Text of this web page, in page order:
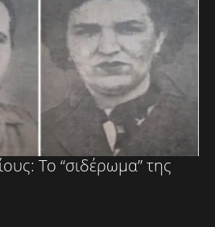
Το “σιδέρωμα” της